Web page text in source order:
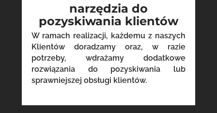
narzędzia do
pozyskiwania klientów
W ramach realizacji, każdemu z naszych
Klientów doradzamy oraz, w razie
potrzeby, wdrażamy dodatkowe
rozwiązania do pozyskiwania lub
sprawniejszej obsługi klientów.